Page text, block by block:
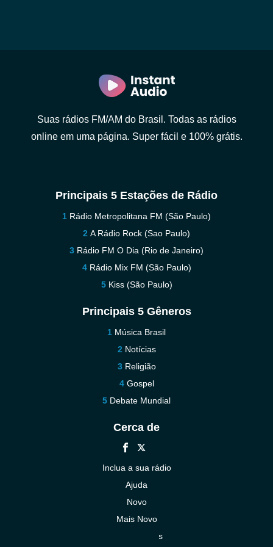
Suas rádios FM/AM do Brasil. Todas as rádios
online em uma página. Super fácil e 100% grátis.
Principais 5 Estações de Rádio
Rádio Metropolitana FM (São Paulo)
A Rádio Rock (Sao Paulo)
Rádio FM O Dia (Rio de Janeiro)
Rádio Mix FM (São Paulo)
Kiss (São Paulo)
Principais 5 Gêneros
Música Brasil
Notícias
Religião
Gospel
Debate Mundial
Cerca de
Inclua a sua rádio
Ajuda
Novo
Mais Novo
Contacte-nos